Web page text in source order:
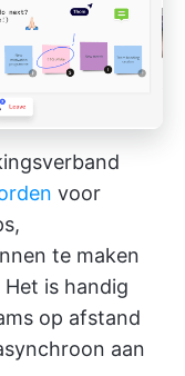
voor
te maken
is handig
op afstand
aan